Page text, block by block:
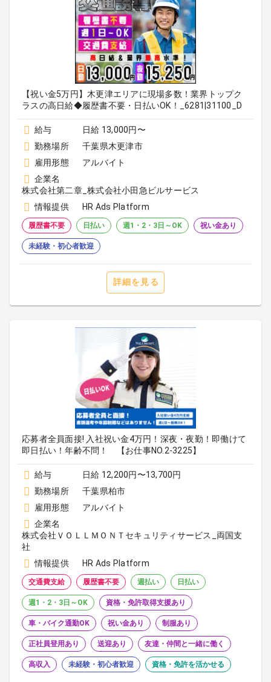
【祝い金5万円】木更津エリアに現場多数！業界トップク
ラスの高日給◆履歴書不要・日払いOK！_6281|31100_D
給与
日給 13,000円〜
勤務場所
千葉県木更津市
雇用形態
アルバイト
企業名
株式会社第二章_株式会社小田急ビルサービス
情報提供
HR Ads Platform
履歴書不要 日払い 週1・2・3日～OK 祝い金あり
未経験・初心者歓迎
詳細を見る
応募者全員面接! 入社祝い金4万円！深夜・夜勤！即働けて
即日払い！年齢不問！ 【お仕事NO.2-3225】
給与
日給 12,200円〜13,700円
勤務場所
千葉県柏市
雇用形態
アルバイト
企業名
株式会社ＶＯＬＬＭＯＮＴセキュリティサービス_両国支
社
情報提供
HR Ads Platform
交通費支給 履歴書不要 週払い 日払い
週1・2・3日～OK 資格・免許取得支援あり
車・バイク通勤OK 祝い金あり 制服あり
正社員登用あり 送迎あり 友達・仲間と一緒に働く
高収入 未経験・初心者歓迎 資格・免許を活かせる